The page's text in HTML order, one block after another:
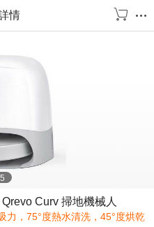
情
5
Curv 掃地機械人
力，75°度熱水清洗，45°度烘乾